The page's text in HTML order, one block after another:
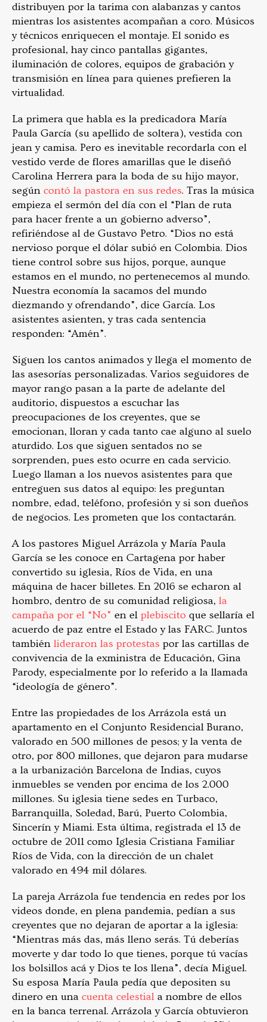
distribuyen por la tarima con alabanzas y cantos
mientras los asistentes acompañan a coro. Músicos
y técnicos enriquecen el montaje. El sonido es
profesional, hay cinco pantallas gigantes,
iluminación de colores, equipos de grabación y
transmisión en línea para quienes prefieren la
virtualidad.
La primera que habla es la predicadora María
Paula García (su apellido de soltera), vestida con
jean y camisa. Pero es inevitable recordarla con el
vestido verde de flores amarillas que le diseñó
Carolina Herrera para la boda de su hijo mayor,
según contó la pastora en sus redes. Tras la música
empieza el sermón del día con el “Plan de ruta
para hacer frente a un gobierno adverso”,
refiriéndose al de Gustavo Petro. “Dios no está
nervioso porque el dólar subió en Colombia. Dios
tiene control sobre sus hijos, porque, aunque
estamos en el mundo, no pertenecemos al mundo.
Nuestra economía la sacamos del mundo
diezmando y ofrendando”, dice García. Los
asistentes asienten, y tras cada sentencia
responden: “Amén”.
Siguen los cantos animados y llega el momento de
las asesorías personalizadas. Varios seguidores de
mayor rango pasan a la parte de adelante del
auditorio, dispuestos a escuchar las
preocupaciones de los creyentes, que se
emocionan, lloran y cada tanto cae alguno al suelo
aturdido. Los que siguen sentados no se
sorprenden, pues esto ocurre en cada servicio.
Luego llaman a los nuevos asistentes para que
entreguen sus datos al equipo: les preguntan
nombre, edad, teléfono, profesión y si son dueños
de negocios. Les prometen que los contactarán.
A los pastores Miguel Arrázola y María Paula
García se les conoce en Cartagena por haber
convertido su iglesia, Ríos de Vida, en una
máquina de hacer billetes. En 2016 se echaron al
hombro, dentro de su comunidad religiosa, la
campaña por el “No” en el plebiscito que sellaría el
acuerdo de paz entre el Estado y las FARC. Juntos
también lideraron las protestas por las cartillas de
convivencia de la exministra de Educación, Gina
Parody, especialmente por lo referido a la llamada
“ideología de género”.
Entre las propiedades de los Arrázola está un
apartamento en el Conjunto Residencial Burano,
valorado en 500 millones de pesos; y la venta de
otro, por 800 millones, que dejaron para mudarse
a la urbanización Barcelona de Indias, cuyos
inmuebles se venden por encima de los 2.000
millones. Su iglesia tiene sedes en Turbaco,
Barranquilla, Soledad, Barú, Puerto Colombia,
Sincerín y Miami. Esta última, registrada el 13 de
octubre de 2011 como Iglesia Cristiana Familiar
Ríos de Vida, con la dirección de un chalet
valorado en 494 mil dólares.
La pareja Arrázola fue tendencia en redes por los
videos donde, en plena pandemia, pedían a sus
creyentes que no dejaran de aportar a la iglesia:
“Mientras más das, más lleno serás. Tú deberías
moverte y dar todo lo que tienes, porque tú vacías
los bolsillos acá y Dios te los llena”, decía Miguel.
Su esposa María Paula pedía que depositen su
dinero en una cuenta celestial a nombre de ellos
en la banca terrenal. Arrázola y García obtuvieron